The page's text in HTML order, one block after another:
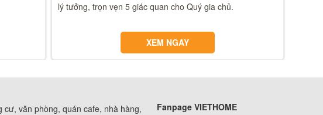
lý tưởng, trọn vẹn 5 giác quan cho Quý gia chủ.
XEM NGAY
văn phòng, quán cafe, nhà hàng,
Fanpage VIETHOME